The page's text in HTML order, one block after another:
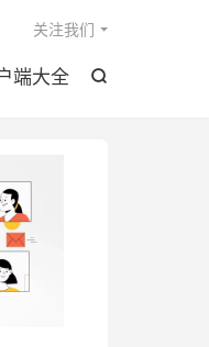

端大全
关注我们